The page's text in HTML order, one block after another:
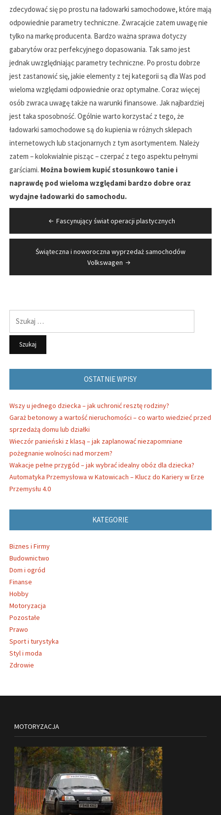
zdecydować się po prostu na ładowarki samochodowe, które mają
odpowiednie parametry techniczne. Zwracajcie zatem uwagę nie
tylko na markę producenta. Bardzo ważna sprawa dotyczy
gabarytów oraz perfekcyjnego dopasowania. Tak samo jest
jednak uwzględniając parametry techniczne. Po prostu dobrze
jest zastanowić się, jakie elementy z tej kategorii są dla Was pod
wieloma względami odpowiednie oraz optymalne. Coraz więcej
osób zwraca uwagę także na warunki finansowe. Jak najbardziej
jest taka sposobność. Ogólnie warto korzystać z tego, że
ładowarki samochodowe są do kupienia w różnych sklepach
internetowych lub stacjonarnych z tym asortymentem. Należy
zatem – kolokwialnie pisząc – czerpać z tego aspektu pełnymi
garściami. Można bowiem kupić stosunkowo tanie i
naprawdę pod wieloma względami bardzo dobre oraz
wydajne ładowarki do samochodu.
Nawigacja
wpisu
Fascynujący świat operacji plastycznych
Świąteczna i noworoczna wyprzedaż samochodów
Volkswagen
OSTATNIE WPISY
Wszy u jednego dziecka – jak uchronić resztę rodziny?
Garaż betonowy a wartość nieruchomości – co warto wiedzieć przed
sprzedażą domu lub działki
Wieczór panieński z klasą – jak zaplanować niezapomniane
pożegnanie wolności nad morzem?
Wakacje pełne przygód – jak wybrać idealny obóz dla dziecka?
Automatyka Przemysłowa w Katowicach – Klucz do Kariery w Erze
Przemysłu 4.0
KATEGORIE
Biznes i Firmy
Budownictwo
Dom i ogród
Finanse
Hobby
Motoryzacja
Pozostałe
Prawo
Sport i turystyka
Styl i moda
Zdrowie
MOTORYZACJA